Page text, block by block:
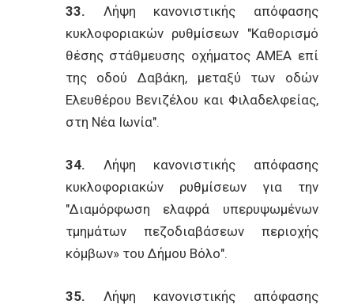
33. Λήψη κανονιστικής απόφασης
κυκλοφοριακών ρυθμίσεων "Καθορισμό
θέσης στάθμευσης οχήματος ΑΜΕΑ επί
της οδού Δαβάκη, μεταξύ των οδών
Ελευθέρου Βενιζέλου και Φιλαδελφείας,
στη Νέα Ιωνία".
34. Λήψη κανονιστικής απόφασης
κυκλοφοριακών ρυθμίσεων για την
"Διαμόρφωση ελαφρά υπερυψωμένων
τμημάτων πεζοδιαβάσεων περιοχής
κόμβων» του Δήμου Βόλο".
35. Λήψη κανονιστικής απόφασης